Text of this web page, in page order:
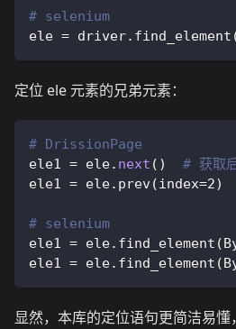
# selenium
ele = driver. find_element
定位 ele 元素的兄弟元素：
# DrissionPage
ele1 = ele. next ( )
# 获取
ele1 = ele. prev(index=2)
# selenium
ele1 = ele. find_element (
ele1 = ele. find_element (
显然，本库的定位语句更简洁易